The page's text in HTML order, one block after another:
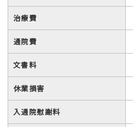
治療費
通院費
文書料
休業損害
入通院慰謝料